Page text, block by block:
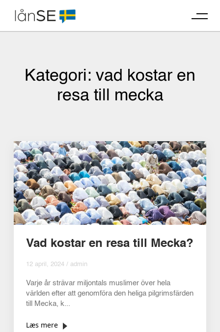
content
Kategori: vad kostar en
resa till mecka
Vad kostar en resa till Mecka?
12 april, 2024 / admin
Varje år strävar miljontals muslimer över hela
världen efter att genomföra den heliga pilgrimsfärden
till Mecka, k...
Læs mere